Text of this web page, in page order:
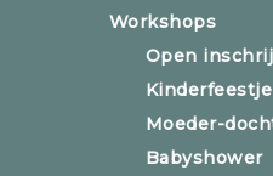
Workshops
Open
Kinderfeestje
Moeder-
Babyshower